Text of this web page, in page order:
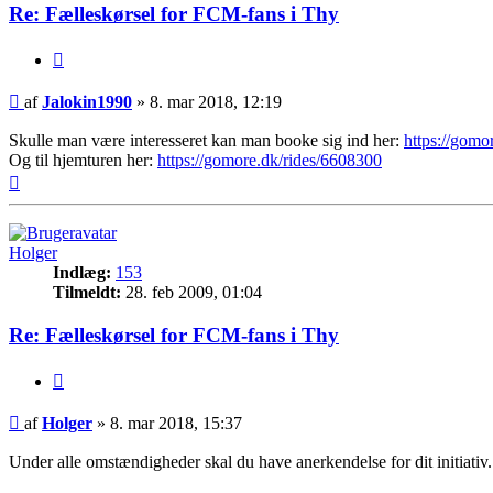
Re: Fælleskørsel for FCM-fans i Thy
Indlæg
afJalokin1990 » 8. mar 2018, 12:19
Skulle man være interesseret kan man booke sig ind her: https://
Og til hjemturen her: https://gomore.dk/rides/6608300
Holger
Indlæg: 153
Tilmeldt: 28. feb 2009, 01:04
Re: Fælleskørsel for FCM-fans i Thy
Indlæg
afHolger » 8. mar 2018, 15:37
Under alle omstændigheder skal du have anerkendelse for dit initiativ.